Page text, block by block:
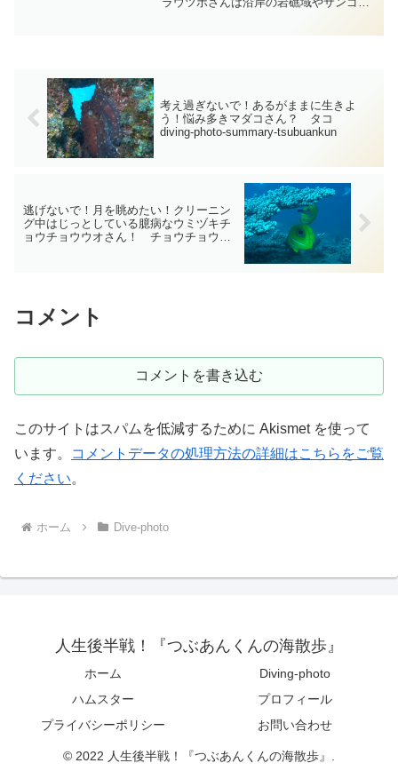
考え過ぎないで！あるがままに生きよ
う！悩み多きマダコさん？ タコ
diving-photo-summary-tsubuankun
逃げないで！月を眺めたい！クリーニン
グ中はじっとしている臆病なウミヅキチ
ョウチョウウオさん！ チョウチョウウ
コメント
コメントを書き込む
このサイトはスパムを低減するために Akismet を使って
います。
コメントデータの処理方法の詳細はこちらをご覧
ください。
ホーム Dive-photo
人生後半戦！『つぶあんくんの海散歩』
ホーム
Diving-photo
ハムスター
プロフィール
プライバシーポリシー
お問い合わせ
© 2022 人生後半戦！『つぶあんくんの海散歩』.